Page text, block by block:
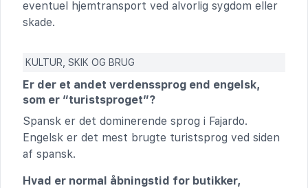
eventuel hjemtransport ved alvorlig sygdom eller
skade.
KULTUR, SKIK OG BRUG
Er der et andet verdenssprog end engelsk,
som er “turistsproget”?
Spansk er det dominerende sprog i Fajardo.
Engelsk er det mest brugte turistsprog ved siden
af spansk.
Hvad er normal åbningstid for butikker,